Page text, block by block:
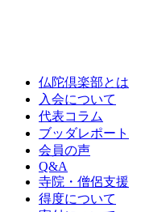
仏陀倶楽部とは
入会について
代表コラム
ブッダレポート
会員の声
Q&A
寺院・僧侶支援
得度について